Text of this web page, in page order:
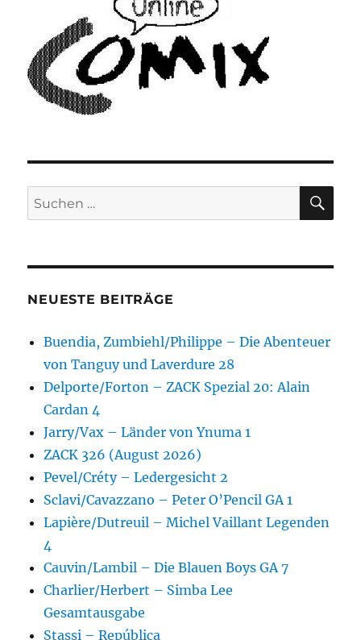
Suchen
nach:
NEUESTE BEITRÄGE
Buendia, Zumbiehl/Philippe – Die Abenteuer
von Tanguy und Laverdure 28
Delporte/Forton – ZACK Spezial 20: Alain
Cardan 4
Jarry/Vax – Länder von Ynuma 1
ZACK 326 (August 2026)
Pevel/Créty – Ledergesicht 2
Sclavi/Cavazzano – Peter O’Pencil GA 1
Lapière/Dutreuil – Michel Vaillant Legenden
4
Cauvin/Lambil – Die Blauen Boys GA 7
Charlier/Herbert – Simba Lee
Gesamtausgabe
Stassi – República